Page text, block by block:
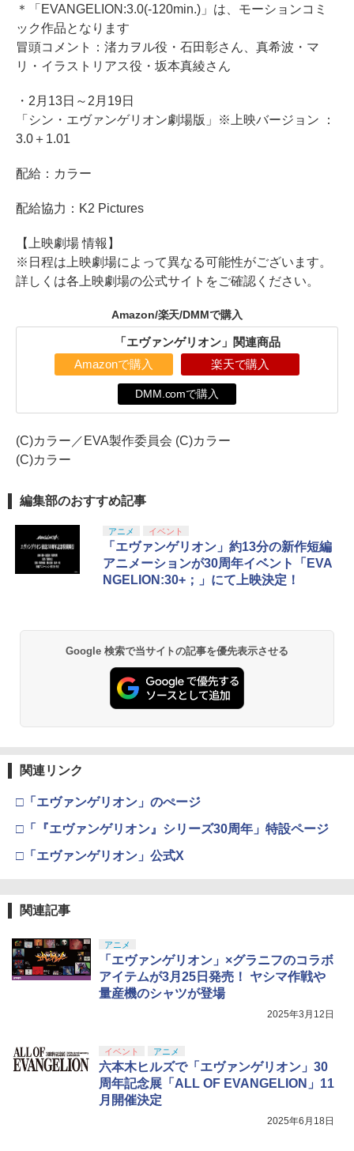
＊「EVANGELION:3.0(-120min.)」は、モーションコミ
ック作品となります
冒頭コメント：渚カヲル役・石田彰さん、真希波・マ
リ・イラストリアス役・坂本真綾さん
・2月13日～2月19日
「シン・エヴァンゲリオン劇場版」※上映バージョン ：
3.0＋1.01
配給：カラー
配給協力：K2 Pictures
【上映劇場 情報】
※日程は上映劇場によって異なる可能性がございます。
詳しくは各上映劇場の公式サイトをご確認ください。
Amazon/楽天/DMMで購入
「エヴァンゲリオン」関連商品
Amazonで購入 楽天で購入
DMM.comで購入
(C)カラー／EVA製作委員会 (C)カラー
(C)カラー
編集部のおすすめ記事
アニメ イベント
「エヴァンゲリオン」約13分の新作短編
アニメーションが30周年イベント「EVA
NGELION:30+；」にて上映決定！
Google 検索で当サイトの記事を優先表示させる
関連リンク
□「エヴァンゲリオン」のぺージ
□「『エヴァンゲリオン』シリーズ30周年」特設ページ
□「エヴァンゲリオン」公式X
関連記事
アニメ
「エヴァンゲリオン」×グラニフのコラボ
アイテムが3月25日発売！ ヤシマ作戦や
量産機のシャツが登場
2025年3月12日
イベント アニメ
六本木ヒルズで「エヴァンゲリオン」30
周年記念展「ALL OF EVANGELION」11
月開催決定
2025年6月18日